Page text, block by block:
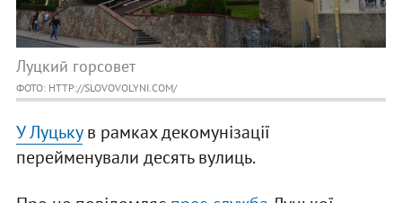
Луцкий горсовет
ФОТО: HTTP://SLOVOVOLYNI.COM/
У Луцькув рамках декомунізації
перейменували десять вулиць.